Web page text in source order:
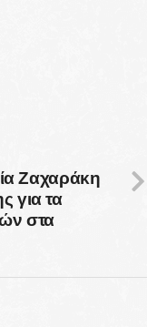
Ζαχαράκη
για τα
στα